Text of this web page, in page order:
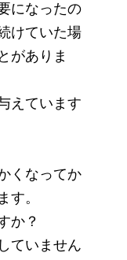
になったの
けていた場
がありま
えています
くなってか
す。
か？
ていません